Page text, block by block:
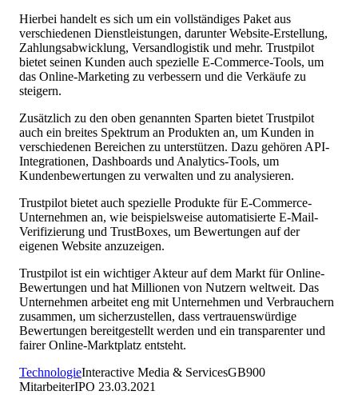
Hierbei handelt es sich um ein vollständiges Paket aus
verschiedenen Dienstleistungen, darunter Website-Erstellung,
Zahlungsabwicklung, Versandlogistik und mehr. Trustpilot
bietet seinen Kunden auch spezielle E-Commerce-Tools, um
das Online-Marketing zu verbessern und die Verkäufe zu
steigern.
Zusätzlich zu den oben genannten Sparten bietet Trustpilot
auch ein breites Spektrum an Produkten an, um Kunden in
verschiedenen Bereichen zu unterstützen. Dazu gehören API-
Integrationen, Dashboards und Analytics-Tools, um
Kundenbewertungen zu verwalten und zu analysieren.
Trustpilot bietet auch spezielle Produkte für E-Commerce-
Unternehmen an, wie beispielsweise automatisierte E-Mail-
Verifizierung und TrustBoxes, um Bewertungen auf der
eigenen Website anzuzeigen.
Trustpilot ist ein wichtiger Akteur auf dem Markt für Online-
Bewertungen und hat Millionen von Nutzern weltweit. Das
Unternehmen arbeitet eng mit Unternehmen und Verbrauchern
zusammen, um sicherzustellen, dass vertrauenswürdige
Bewertungen bereitgestellt werden und ein transparenter und
fairer Online-Marktplatz entsteht.
TechnologieInteractive Media & ServicesGB900
MitarbeiterIPO 23.03.2021